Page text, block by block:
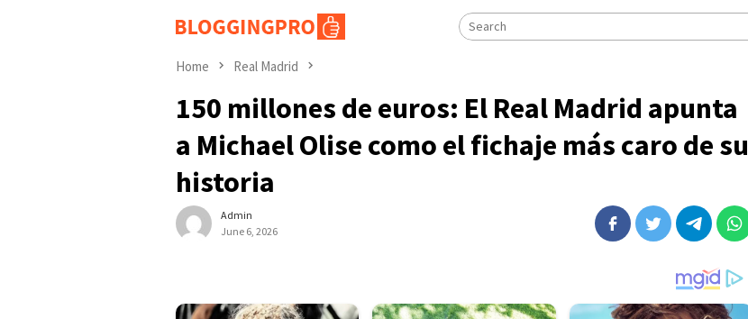
Home Real Madrid
150 millones de euros: El Real Madrid apunta
a Michael Olise como el fichaje más caro de su
historia
Admin
June 6, 2026